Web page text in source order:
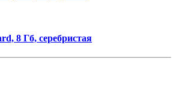
8 Гб, серебристая